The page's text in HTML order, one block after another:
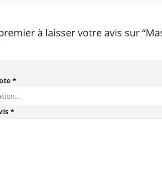
à laisser votre avis sur
*
*